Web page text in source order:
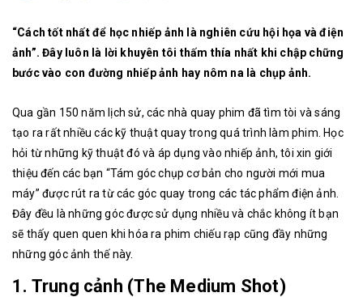
“Cách tốt nhất để học nhiếp ảnh là nghiên cứu hội họa và điện
ảnh”. Đây luôn là lời khuyên tôi thấm thía nhất khi chập chững
bước vào con đường nhiếp ảnh hay nôm na là chụp ảnh.
Qua gần 150 năm lịch sử, các nhà quay phim đã tìm tòi và sáng
tạo ra rất nhiều các kỹ thuật quay trong quá trình làm phim. Học
hỏi từ những kỹ thuật đó và áp dụng vào nhiếp ảnh, tôi xin giới
thiệu đến các bạn “Tám góc chụp cơ bản cho người mới mua
máy” được rút ra từ các góc quay trong các tác phẩm điện ảnh.
Đây đều là những góc được sử dụng nhiều và chắc không ít bạn
sẽ thấy quen quen khi hóa ra phim chiếu rạp cũng đầy những
những góc ảnh thế này.
1. Trung cảnh (The Medium Shot)